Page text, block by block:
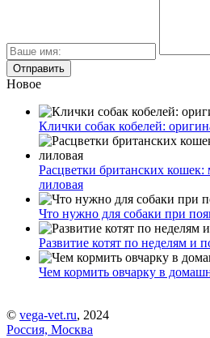
Новое
Клички собак кобелей:
Расцветки британских кошек:
лиловая
Что нужно для собаки при
Развитие котят по неделям и
Чем кормить овчарку в
© vega-vet.ru, 2024
Россия, Москва